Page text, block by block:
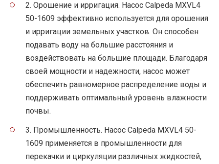
2. Орошение и ирригация. Насос Calpeda MXVL4
50-1609 эффективно используется для орошения
и ирригации земельных участков. Он способен
подавать воду на большие расстояния и
воздействовать на большие площади. Благодаря
своей мощности и надежности, насос может
обеспечить равномерное распределение воды и
поддерживать оптимальный уровень влажности
почвы.
3. Промышленность. Насос Calpeda MXVL4 50-
1609 применяется в промышленности для
перекачки и циркуляции различных жидкостей,